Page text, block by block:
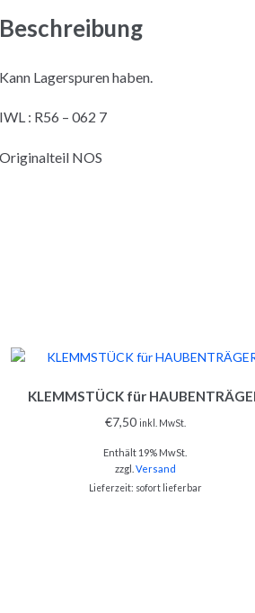
Beschreibung
Kann Lagerspuren haben.
IWL : R56 – 062 7
Originalteil NOS
KLEMMSTÜCK für
€7,50 inkl. MwSt.
Enthält 19% MwSt.
zzgl. Versand
Lieferzeit: sofort lieferbar